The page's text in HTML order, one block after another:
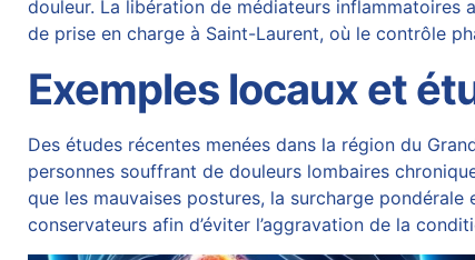
douleur. La libération de médiateurs
de prise en charge à Saint-Laurent, où le contrôle
Exemples locaux et
Des études récentes menées dans la région du
personnes souffrant de douleurs lombaires
que les mauvaises postures, la surcharge
conservateurs afin d’éviter l’aggravation de la